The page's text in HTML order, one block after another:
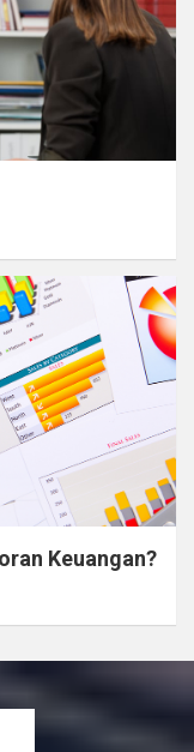
Keuangan?